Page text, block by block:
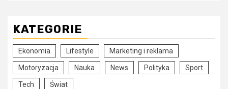
KATEGORIE
Ekonomia Lifestyle Marketing i reklama
Motoryzacja Nauka News Polityka Sport
Tech Świat